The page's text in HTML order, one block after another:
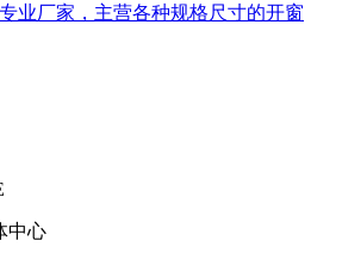
业厂家，主营各种规格尺寸的开窗